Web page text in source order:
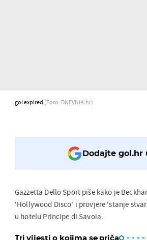
gol expired (Foto: DNEVNIK.hr)
Dodajte gol.hr
Gazzetta Dello Sport piše kako je
'Hollywood Disco' i provjere 'stanje
u hotelu Principe di Savoia.
Tri vijesti o kojima se priča